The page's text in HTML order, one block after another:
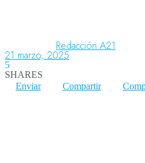
Aeronáutica
Aeropuertos
Redacción A21
21 marzo, 2025
5
SHARES
Enviar
Compartir